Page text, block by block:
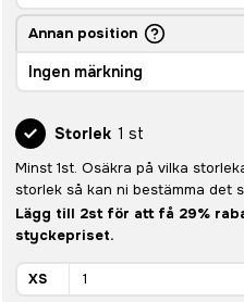
Annan position
Ingen märkning
Storlek 1 st
Minst 1st. Osäkra på vilka
storlek så kan ni bestämma det
Lägg till 2st för att få 29%
styckepriset.
XS